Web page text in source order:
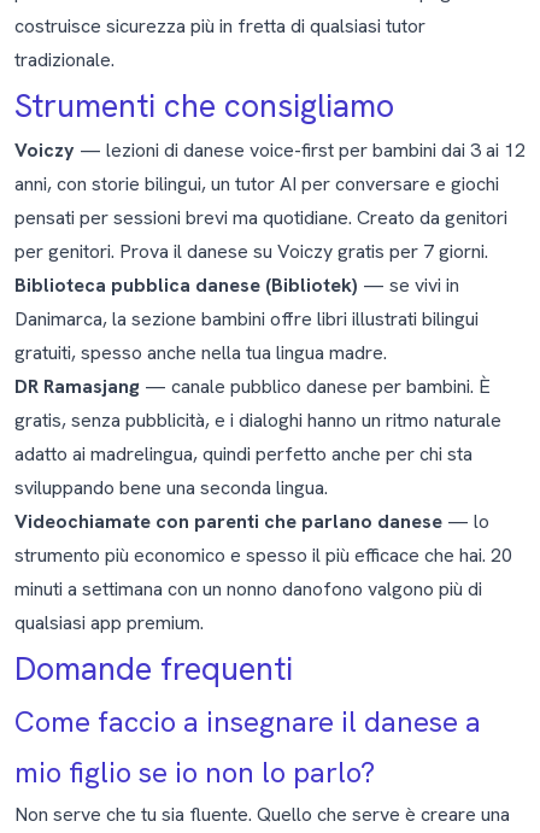
costruisce sicurezza più in fretta di qualsiasi tutor
tradizionale.
Strumenti che consigliamo
Voiczy — lezioni di danese voice-first per bambini dai 3 ai 12
anni, con storie bilingui, un tutor AI per conversare e giochi
pensati per sessioni brevi ma quotidiane. Creato da genitori
per genitori. Prova il danese su Voiczy gratis per 7 giorni.
Biblioteca pubblica danese (Bibliotek) — se vivi in
Danimarca, la sezione bambini offre libri illustrati bilingui
gratuiti, spesso anche nella tua lingua madre.
DR Ramasjang — canale pubblico danese per bambini. È
gratis, senza pubblicità, e i dialoghi hanno un ritmo naturale
adatto ai madrelingua, quindi perfetto anche per chi sta
sviluppando bene una seconda lingua.
Videochiamate con parenti che parlano danese — lo
strumento più economico e spesso il più efficace che hai. 20
minuti a settimana con un nonno danofono valgono più di
qualsiasi app premium.
Domande frequenti
Come faccio a insegnare il danese a
mio figlio se io non lo parlo?
Non serve che tu sia fluente. Quello che serve è creare una